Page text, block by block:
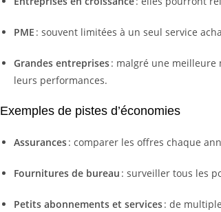
PME : souvent limitées à un seul service
Grandes entreprises: malgré une meilleure
leurs performances.
Exemples de pistes d’économies
Assurances: comparer les offres chaque
Fournitures de bureau : surveiller tous les
Petits abonnements et services: de